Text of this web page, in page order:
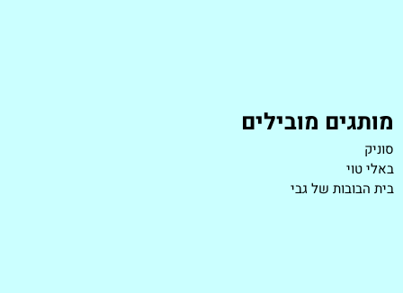
מותגים מובילים
סוניק
באלי טוי
בית הבובות של גבי